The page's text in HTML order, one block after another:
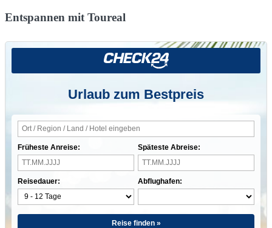
Entspannen mit Toureal
Urlaub zum Bestpreis
Früheste Anreise:
Reisedauer:
Späteste Abreise:
Abflughafen:
Reise finden »